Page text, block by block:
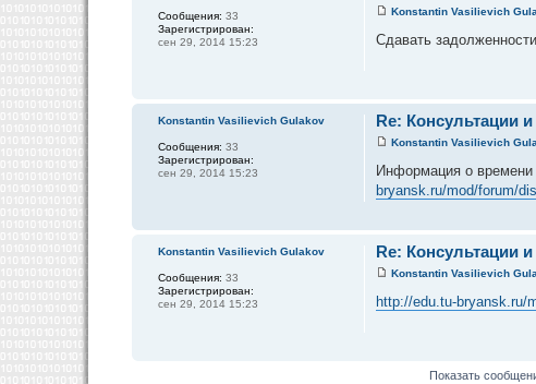
Konstantin Vasilievich
Сдавать
Сообщения: 33
Зарегистрирован:
сен 29, 2014 15:23
Re: Консультации
Konstantin Vasilievich
Информация о
bryansk.ru/mod/forum/
Konstantin Vasilievich Gulakov
Сообщения: 33
Зарегистрирован:
сен 29, 2014 15:23
Re: Консультации
Konstantin Vasilievich
http://edu.tu-bryansk.ru/
Konstantin Vasilievich Gulakov
Сообщения: 33
Зарегистрирован:
сен 29, 2014 15:23
Показать